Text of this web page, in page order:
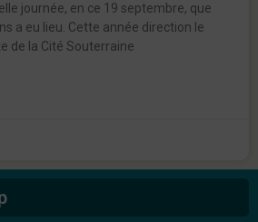
journée, en ce 19 septembre, que
a eu lieu. Cette année direction le
de la Cité Souterraine